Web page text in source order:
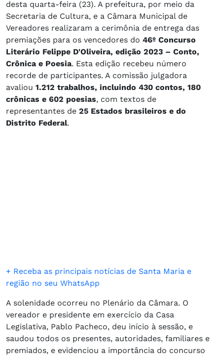
desta quarta-feira (23). A prefeitura, por meio da
Secretaria de Cultura, e a Câmara Municipal de
Vereadores realizaram a cerimônia de entrega das
premiações para os vencedores do 46º Concurso
Literário Felippe D'Oliveira, edição 2023 – Conto,
Crônica e Poesia. Esta edição recebeu número
recorde de participantes. A comissão julgadora
avaliou 1.212 trabalhos, incluindo 430 contos, 180
crônicas e 602 poesias, com textos de
representantes de 25 Estados brasileiros e do
Distrito Federal.
+ Receba as principais notícias de Santa Maria e
região no seu WhatsApp
A solenidade ocorreu no Plenário da Câmara. O
vereador e presidente em exercício da Casa
Legislativa, Pablo Pacheco, deu início à sessão, e
saudou todos os presentes, autoridades, familiares e
premiados, e evidenciou a importância do concurso